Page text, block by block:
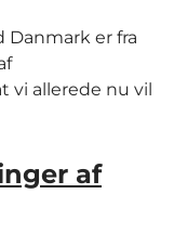
er fra
vi allerede nu vil
af